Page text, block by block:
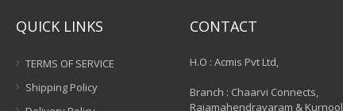
QUICK LINKS
TERMS OF SERVICE
Shipping Policy
CONTACT
H.O : Acmis Pvt Ltd,
Branch : Chaarvi Connects,
Rajamahendravaram & Kurnool